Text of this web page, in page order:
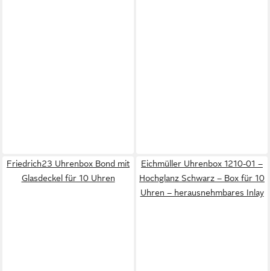
Friedrich23 Uhrenbox Bond mit
Glasdeckel für 10 Uhren
Eichmüller Uhrenbox 1210-01 –
Hochglanz Schwarz – Box für 10
Uhren – herausnehmbares Inlay